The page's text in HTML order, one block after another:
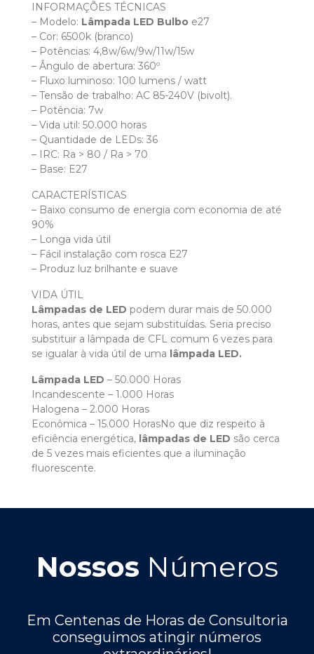
INFORMAÇÕES TÉCNICAS
– Modelo: Lâmpada LED Bulbo e27
– Cor: 6500k (branco)
– Potências: 4,8w/6w/9w/11w/15w
– Ângulo de abertura: 360º
– Fluxo luminoso: 100 lumens / watt
– Tensão de trabalho: AC 85-240V (bivolt).
– Potência: 7w
– Vida util: 50.000 horas
– Quantidade de LEDs: 36
– IRC: Ra > 80 / Ra > 70
– Base: E27
CARACTERÍSTICAS
– Baixo consumo de energia com economia de até
90%
– Longa vida útil
– Fácil instalação com rosca E27
– Produz luz brilhante e suave
VIDA ÚTIL
Lâmpadas de LED podem durar mais de 50.000
horas, antes que sejam substituídas. Seria preciso
substituir a lâmpada de CFL comum 6 vezes para
se igualar à vida útil de uma lâmpada LED.
Lâmpada LED – 50.000 Horas
Incandescente – 1.000 Horas
Halogena – 2.000 Horas
Econômica – 15.000 HorasNo que diz respeito à
eficiência energética, lâmpadas de LED são cerca
de 5 vezes mais eficientes que a iluminação
fluorescente.
Nossos Números
Em Centenas de Horas de Consultoria
conseguimos atingir números